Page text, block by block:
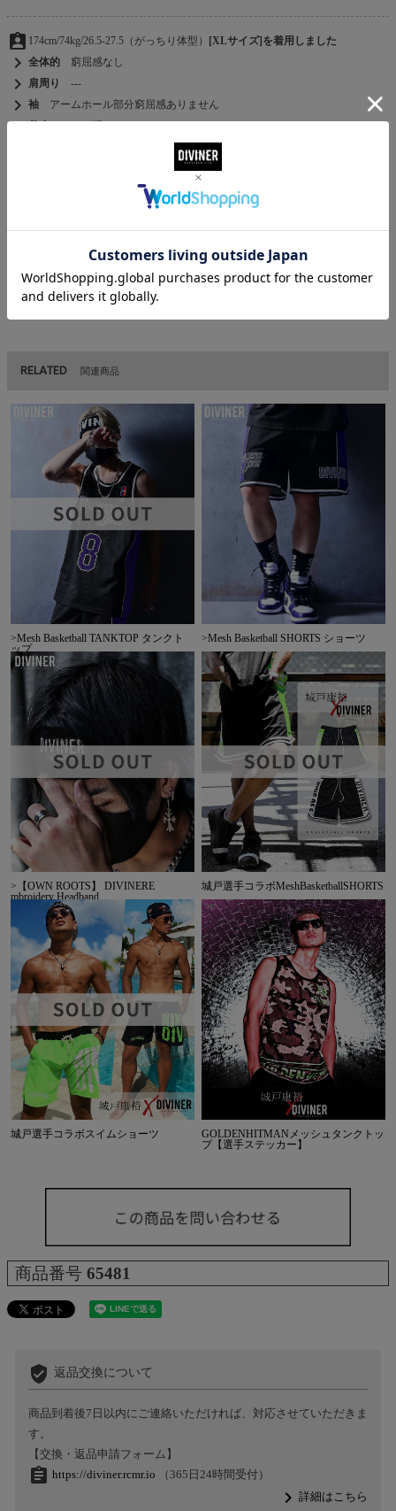
assignment_ind 174cm/74kg/26.5-27.5（がっちり体型） [XLサイズ]を着用しました
chevron_right 全体的 窮屈感なし
chevron_right 肩周り ---
chevron_right 袖 アームホール部分窮屈感ありません
chevron_right着丈またが隠れるくらい
柔らかく、動きやすいですね。
ポリエステル 100％
RELATED 関連商品
>Mesh Basketball TANKTOP タンクト
ップ
>Mesh Basketball SHORTS ショーツ
>【OWN ROOTS】 DIVINERE
mbroidery Headband
城戸選手コラボMeshBasketballSHORTS
城戸選手コラボスイムショーツ
GOLDENHITMANメッシュタンクトッ
プ【選手ステッカー】
商品番号 65481
verified_user 返品交換について
商品到着後7日以内にご連絡いただければ、対応させていただきま
す。
【交換・返品申請フォーム】
assignment https://diviner.rcmr.io （365日24時間受付）
navigate_next詳細はこちら